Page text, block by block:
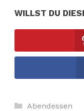
WILLST DU
Kategorien
Abendessen